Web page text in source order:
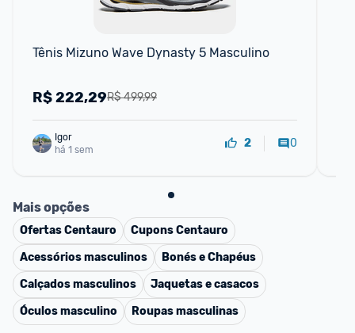
Tênis Mizuno Wave Dynasty 5 Masculino
R$ 499,99
R$222,29
Igor
há 1 sem
2 0
Mais opções
OfertasCentauro CuponsCentauro
Acessórios masculinos
Bonés e Chapéus
Calçados masculinos
Jaquetas e casacos
Óculos masculino
Roupas masculinas